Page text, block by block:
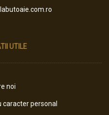
UTILE
noi
caracter personal